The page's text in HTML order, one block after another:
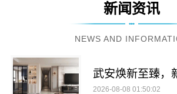
新闻资讯
NEWS AND
2026-08-08 01:50:02